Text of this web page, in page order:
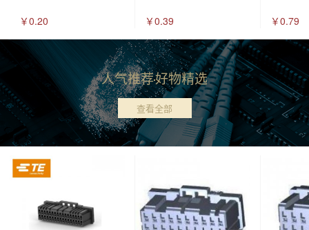
￥0.20 ￥0.39 ￥0.79
人气推荐好物精选
查看全部